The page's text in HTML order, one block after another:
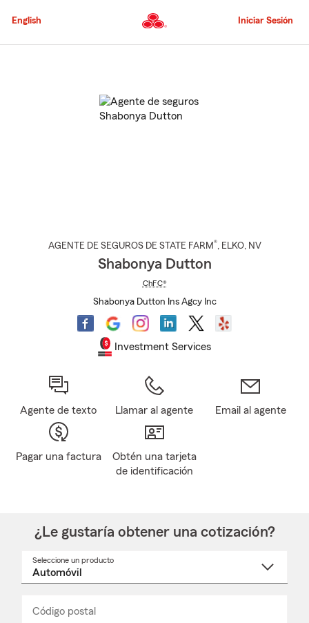
al
principal
English Iniciar Sesión
AGENTE DE SEGUROS DE STATE FARM®, ELKO, NV
Shabonya Dutton
ChFC®
Shabonya Dutton Ins Agcy Inc
Investment Services
Agente de texto Llamar al agente Email al agente
Pagar una factura
Obtén una tarjeta
de identificación
¿Le gustaría obtener una cotización?
Seleccione un producto
Código postal
_____